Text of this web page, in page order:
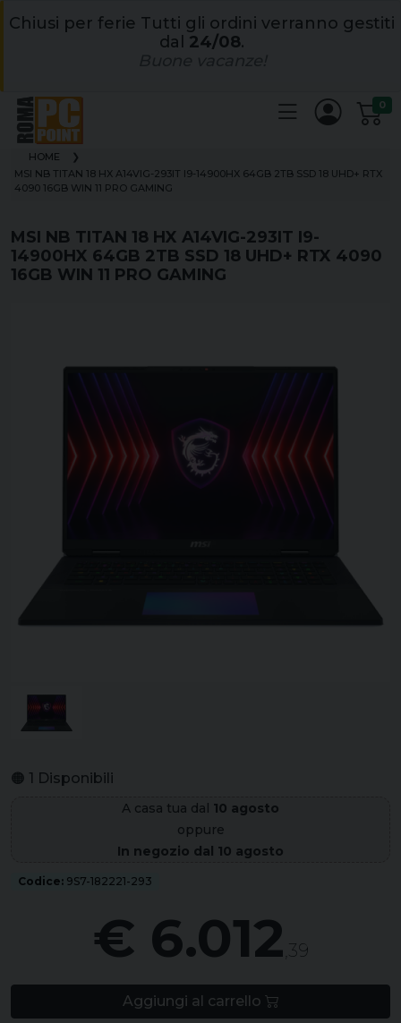
Chiusi per ferie Tutti gli ordini verranno gestiti
dal 24/08.
0
HOME
MSI NB TITAN 18 HX A14VIG-293IT I9-14900HX 64GB 2TB SSD 18 UHD+ RTX
4090 16GB WIN 11 PRO GAMING
MSI NB TITAN 18 HX A14VIG-293IT I9-
14900HX 64GB 2TB SSD 18 UHD+ RTX 4090
16GB WIN 11 PRO GAMING
🟠 1 Disponibili
A casa tua dal 10 agosto
oppure
In negozio dal 10 agosto
Codice: 9S7-182221-293
€ 6.012 ,39
Aggiungi al carrello